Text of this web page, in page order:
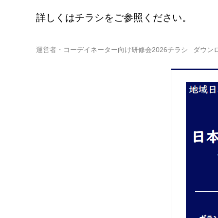
詳しくはチラシをご参照ください。
運営者・コーデイネーター向け研修会2026チラシ ダウン